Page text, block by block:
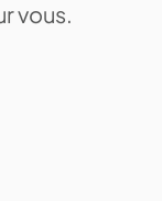
vous.